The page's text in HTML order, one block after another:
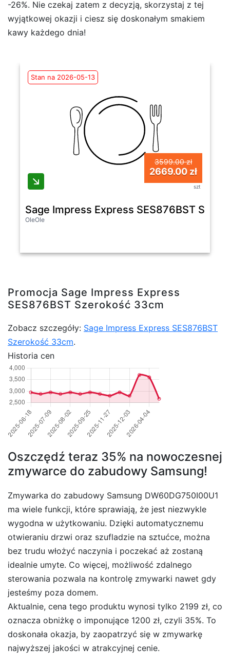
-26%. Nie czekaj zatem z decyzją, skorzystaj z tej
wyjątkowej okazji i ciesz się doskonałym smakiem
kawy każdego dnia!
Stan na 2026-05-13
3599.00 zł
2669.00 zł
szt
Sage Impress Express SES876BST
OleOle
Promocja Sage Impress Express
SES876BST Szerokość 33cm
Zobacz szczegóły: Sage Impress Express SES876BST
Szerokość 33cm.
Historia cen
Oszczędź teraz 35% na nowoczesnej
zmywarce do zabudowy Samsung!
Zmywarka do zabudowy Samsung DW60DG750I00U1
ma wiele funkcji, które sprawiają, że jest niezwykle
wygodna w użytkowaniu. Dzięki automatycznemu
otwieraniu drzwi oraz szufladzie na sztućce, można
bez trudu włożyć naczynia i poczekać aż zostaną
idealnie umyte. Co więcej, możliwość zdalnego
sterowania pozwala na kontrolę zmywarki nawet gdy
jesteśmy poza domem.
Aktualnie, cena tego produktu wynosi tylko 2199 zł, co
oznacza obniżkę o imponujące 1200 zł, czyli 35%. To
doskonała okazja, by zaopatrzyć się w zmywarkę
najwyższej jakości w atrakcyjnej cenie.